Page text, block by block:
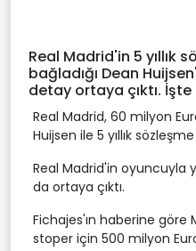
Real Madrid'in 5 yıllık
bağladığı Dean
detay ortaya çıktı.
Real Madrid, 60 milyon
Huijsen ile 5 yıllık
Real Madrid'in oyuncuyla
da ortaya çıktı.
Fichajes'ın haberine göre
stoper için 500 milyon